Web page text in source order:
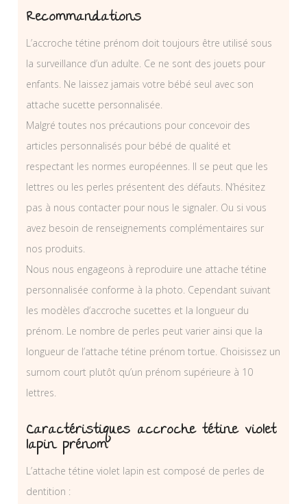
Recommandations
L’accroche tétine prénom doit toujours être utilisé sous
la surveillance d’un adulte. Ce ne sont des jouets pour
enfants. Ne laissez jamais votre bébé seul avec son
attache sucette personnalisée.
Malgré toutes nos précautions pour concevoir des
articles personnalisés pour bébé de qualité et
respectant les normes européennes. Il se peut que les
lettres ou les perles présentent des défauts. N’hésitez
pas à nous contacter pour nous le signaler. Ou si vous
avez besoin de renseignements complémentaires sur
nos produits.
Nous nous engageons à reproduire une attache tétine
personnalisée conforme à la photo. Cependant suivant
les modèles d’accroche sucettes et la longueur du
prénom. Le nombre de perles peut varier ainsi que la
longueur de l’attache tétine prénom tortue. Choisissez un
surnom court plutôt qu’un prénom supérieure à 10
lettres.
Caractéristiques accroche tétine violet
lapin prénom
L’attache tétine violet lapin est composé de perles de
dentition :